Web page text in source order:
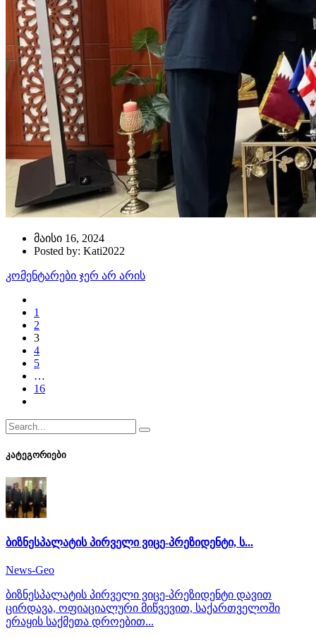
მაისი 16, 2024
Posted by: Kati2022
კომენტარები ჯერ არ არის
1
2
3
4
5
…
16
კატეგორიები
ბიზნესპალატის პირველი ვიცე-პრეზიდენტი, ს...
News-Geo
ბიზნესპალატის პირველი ვიცე-პრეზიდენტი დავით
ცირდავა, ოფიაციალური მიწვევით, საქართველოში
ერაყის საქმეთა დროებით...